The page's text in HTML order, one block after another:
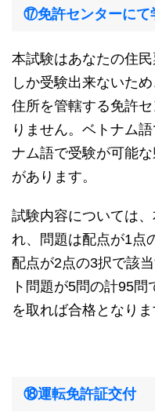
⑰免許センターにて
本試験はあなたの住
しか受験出来ないた
住所を管轄する免許
りません。ベトナム
ナム語で受験が可能
があります。
試験内容については
れ、問題は配点が1点
配点が2点の3択で該
ト問題が5問の計95
を取れば合格となりま
⑱運転免許証交付